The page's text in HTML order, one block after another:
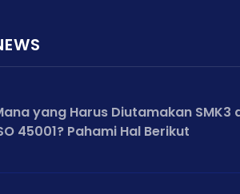
yang Harus Diutamakan SMK3
45001? Pahami Hal Berikut